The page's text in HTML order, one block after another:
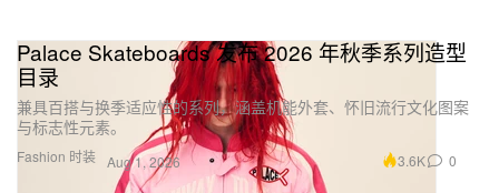
Fashion 时装
Palace Skateboards 发布 2026 年秋季系列造型
目录
兼具百搭与换季适应性的系列，涵盖机能外套、怀旧流行文化图案
与标志性元素。
Aug 1, 2026 3.6K 0